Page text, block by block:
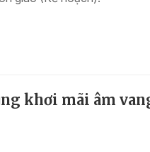
khơi mãi âm